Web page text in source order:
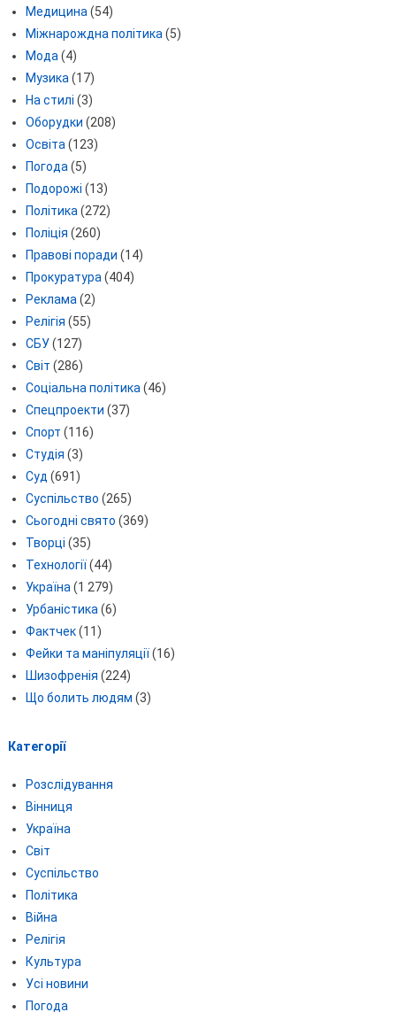
Медицина (54)
Міжнарождна політика (5)
Мода (4)
Музика (17)
На стилі (3)
Оборудки (208)
Освіта (123)
Погода (5)
Подорожі (13)
Політика (272)
Поліція (260)
Правові поради (14)
Прокуратура (404)
Реклама (2)
Релігія (55)
СБУ(127)
Світ (286)
Соціальна політика (46)
Спецпроекти (37)
Спорт (116)
Студія (3)
Суд (691)
Суспільство (265)
Сьогодні свято (369)
Творці (35)
Технології(44)
Україна (1 279)
Урбаністика (6)
Фактчек(11)
Фейки та маніпуляції(16)
Шизофренія (224)
Що болить людям (3)
Категорії
Розслідування
Вінниця
Україна
Світ
Суспільство
Політика
Війна
Релігія
Культура
Усі новини
Погода